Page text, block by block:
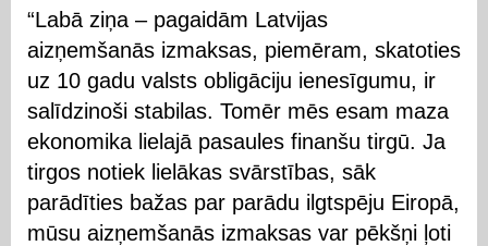
“Labā ziņa – pagaidām Latvijas
aizņemšanās izmaksas, piemēram, skatoties
uz 10 gadu valsts obligāciju ienesīgumu, ir
salīdzinoši stabilas. Tomēr mēs esam maza
ekonomika lielajā pasaules finanšu tirgū. Ja
tirgos notiek lielākas svārstības, sāk
parādīties bažas par parādu ilgtspēju Eiropā,
mūsu aizņemšanās izmaksas var pēkšņi ļoti